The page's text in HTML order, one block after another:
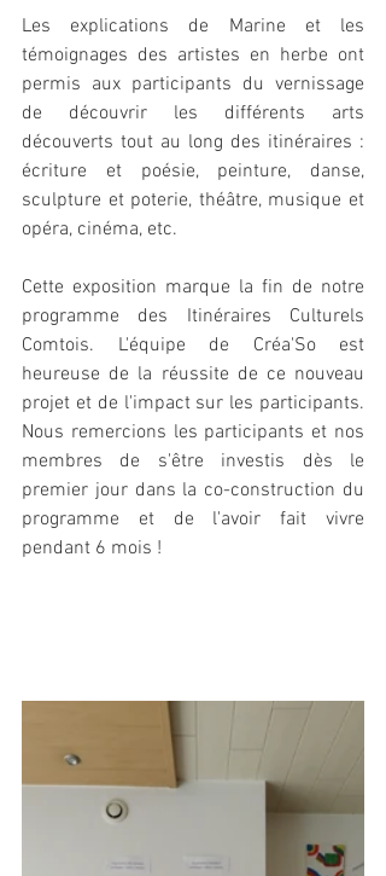
Les explications de Marine et les
témoignages des artistes en herbe ont
permis aux participants du vernissage
de découvrir les différents arts
découverts tout au long des itinéraires :
écriture et poésie, peinture, danse,
sculpture et poterie, théâtre, musique et
opéra, cinéma, etc.
Cette exposition marque la fin de notre
programme des Itinéraires Culturels
Comtois. L'équipe de Créa'So est
heureuse de la réussite de ce nouveau
projet et de l'impact sur les participants.
Nous remercions les participants et nos
membres de s'être investis dès le
premier jour dans la co-construction du
programme et de l'avoir fait vivre
pendant 6 mois !